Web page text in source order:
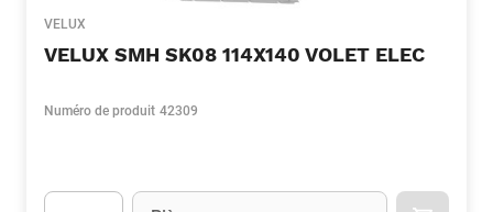
VELUX
VELUX SMH SK08 114X140 VOLET ELEC
Numéro de produit 42309
Unité